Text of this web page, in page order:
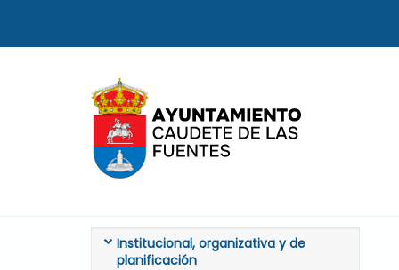
Institucional, organizativa y de
planificación